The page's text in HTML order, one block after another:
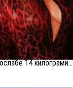
14 килограми...